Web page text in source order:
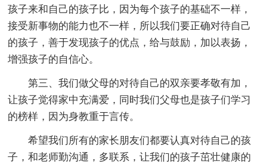
孩子来和自己的孩子比，因为每个孩子的基础不一样，
接受新事物的能力也不一样，所以我们要正确对待自己
的孩子，善于发现孩子的优点，给与鼓励，加以表扬，
增强孩子的自信心。
第三、我们做父母的对待自己的双亲要孝敬有加，
让孩子觉得家中充满爱，同时我们父母也是孩子们学习
的榜样，因为身教重于言传。
希望我们所有的家长朋友们都要认真对待自己的孩
子，和老师勤沟通，多联系，让我们的孩子茁壮健康的